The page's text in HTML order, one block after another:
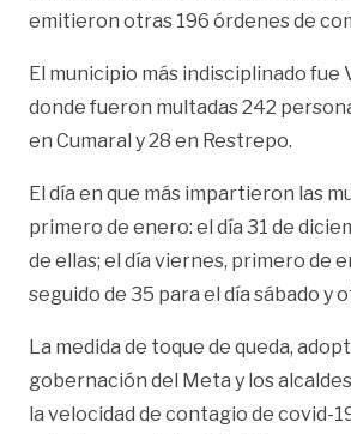
emitieron otras 196 órdenes de
El municipio más indisciplinado fue
donde fueron multadas 242
en Cumaral y 28 en Restrepo.
El día en que más impartieron las
primero de enero: el día 31 de
de ellas; el día viernes, primero de
seguido de 35 para el día sábado y
La medida de toque de queda,
gobernación del Meta y los
la velocidad de contagio de covid-